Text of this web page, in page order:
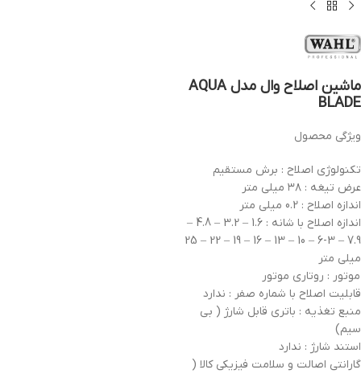
ماشین اصلاح وال مدل AQUA
BLADE
ویژگی محصول
تکنولوژی اصلاح : برش مستقیم
عرض تیغه : ۳۸ میلی متر
اندازه اصلاح : 0.2 میلی متر
اندازه اصلاح با شانه : 1.6 – 3.2 – 4.8 –
7.9 – 3-6 – 10 – 13 – 16 – 19 – 22 – 25
میلی متر
موتور : روتاری موتور
قابلیت اصلاح با شماره صفر : ندارد
منبع تغذیه : باتری قابل شارژ ( بی
سیم)
استند شارژ : ندارد
گارانتی اصالت و سلامت فیزیکی کالا (